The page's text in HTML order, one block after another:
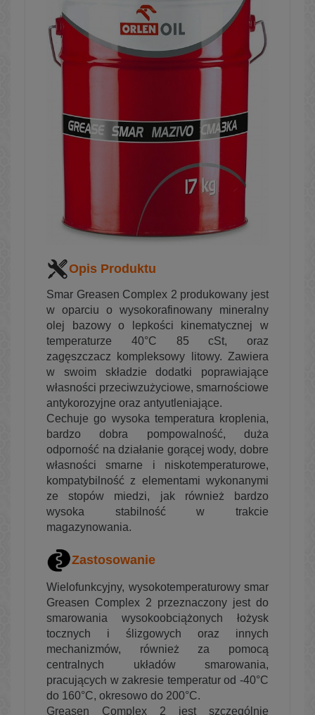
Opis Produktu
Smar Greasen Complex 2 produkowany jest
w oparciu o wysokorafinowany mineralny
olej bazowy o lepkości kinematycznej w
temperaturze 40°C 85 cSt, oraz
zagęszczacz kompleksowy litowy. Zawiera
w swoim składzie dodatki poprawiające
własności przeciwzużyciowe, smarnościowe
antykorozyjne oraz antyutleniające.
Cechuje go wysoka temperatura kroplenia,
bardzo dobra pompowalność, duża
odporność na działanie gorącej wody, dobre
własności smarne i niskotemperaturowe,
kompatybilność z elementami wykonanymi
ze stopów miedzi, jak również bardzo
wysoka stabilność w trakcie
magazynowania.
Zastosowanie
Wielofunkcyjny, wysokotemperaturowy smar
Greasen Complex 2 przeznaczony jest do
smarowania wysokoobciążonych łożysk
tocznych i ślizgowych oraz innych
mechanizmów, również za pomocą
centralnych układów smarowania,
pracujących w zakresie temperatur od -40°C
do 160°C, okresowo do 200°C.
Greasen Complex 2 jest szczególnie